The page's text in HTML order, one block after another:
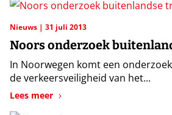
Nieuws 31 juli 2013
Noors onderzoek
In Noorwegen komt een
de verkeersveiligheid van het...
Lees meer